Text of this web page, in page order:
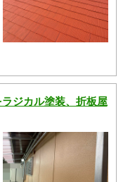
ジカル塗装、折板屋